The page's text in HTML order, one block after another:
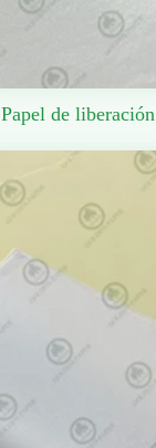
Papel de liberación